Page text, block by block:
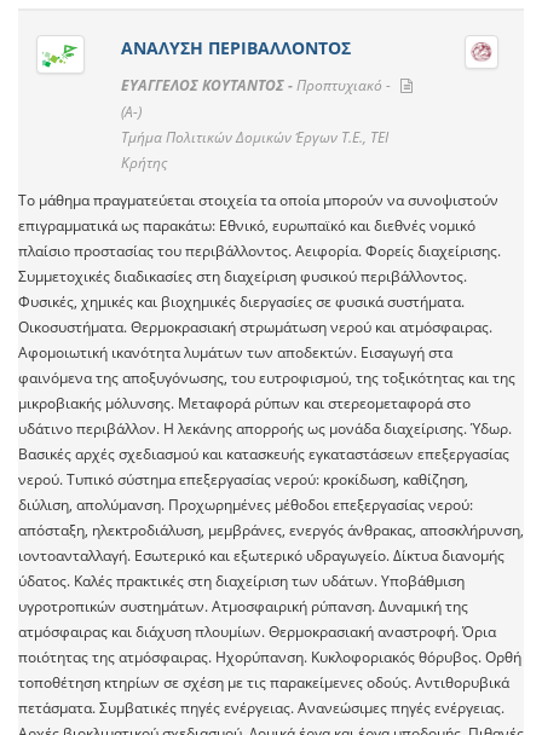
ΑΝΑΛΥΣΗ ΠΕΡΙΒΑΛΛΟΝΤΟΣ
ΕΥΑΓΓΕΛΟΣ ΚΟΥΤΑΝΤΟΣ -Προπτυχιακό -
(A-)
Τμήμα Πολιτικών Δομικών Έργων Τ.Ε., ΤΕΙ
Κρήτης
Το μάθημα πραγματεύεται στοιχεία τα οποία μπορούν να συνοψιστούν
επιγραμματικά ως παρακάτω: Εθνικό, ευρωπαϊκό και διεθνές νομικό
πλαίσιο προστασίας του περιβάλλοντος. Αειφορία. Φορείς διαχείρισης.
Συμμετοχικές διαδικασίες στη διαχείριση φυσικού περιβάλλοντος.
Φυσικές, χημικές και βιοχημικές διεργασίες σε φυσικά συστήματα.
Οικοσυστήματα. Θερμοκρασιακή στρωμάτωση νερού και ατμόσφαιρας.
Αφομοιωτική ικανότητα λυμάτων των αποδεκτών. Εισαγωγή στα
φαινόμενα της αποξυγόνωσης, του ευτροφισμού, της τοξικότητας και της
μικροβιακής μόλυνσης. Μεταφορά ρύπων και στερεομεταφορά στο
υδάτινο περιβάλλον. Η λεκάνης απορροής ως μονάδα διαχείρισης. Ύδωρ.
Βασικές αρχές σχεδιασμού και κατασκευής εγκαταστάσεων επεξεργασίας
νερού. Τυπικό σύστημα επεξεργασίας νερού: κροκίδωση, καθίζηση,
διύλιση, απολύμανση. Προχωρημένες μέθοδοι επεξεργασίας νερού:
απόσταξη, ηλεκτροδιάλυση, μεμβράνες, ενεργός άνθρακας, αποσκλήρυνση,
ιοντοανταλλαγή. Εσωτερικό και εξωτερικό υδραγωγείο. Δίκτυα διανομής
ύδατος. Καλές πρακτικές στη διαχείριση των υδάτων. Υποβάθμιση
υγροτροπικών συστημάτων. Ατμοσφαιρική ρύπανση. Δυναμική της
ατμόσφαιρας και διάχυση πλουμίων. Θερμοκρασιακή αναστροφή. Όρια
ποιότητας της ατμόσφαιρας. Ηχορύπανση. Κυκλοφοριακός θόρυβος. Ορθή
τοποθέτηση κτηρίων σε σχέση με τις παρακείμενες οδούς. Αντιθορυβικά
πετάσματα. Συμβατικές πηγές ενέργειας. Ανανεώσιμες πηγές ενέργειας.